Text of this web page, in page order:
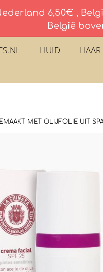
6,50€ ,
België
HUID HAAR
MET OLIJFOLIE UIT